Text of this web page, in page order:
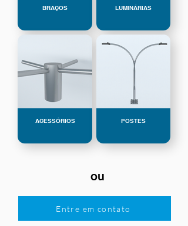
BRAÇOS LUMINÁRIAS
ACESSÓRIOS POSTES
ou
Entre em contato